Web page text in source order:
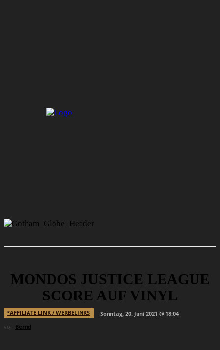
MONDOS JUSTICE LEAGUE
SCORE AUF VINYL
*AFFILIATE LINK / WERBELINKS
Sonntag, 20. Juni 2021 @ 18:04
von Bernd